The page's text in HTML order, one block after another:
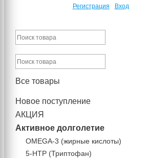
Регистрация Вход
Все товары
Новое поступление
АКЦИЯ
Активное долголетие
OMEGA-3 (жирные кислоты)
5-HTP (Триптофан)